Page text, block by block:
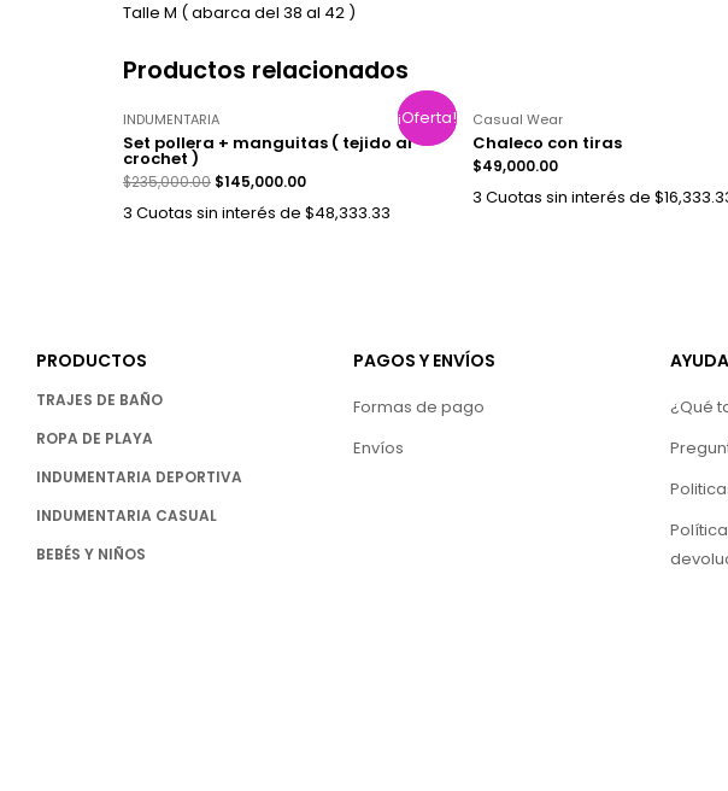
Talle M ( abarca del 38 al 42 )
Productos relacionados
¡Oferta!
¡Oferta!
INDUMENTARIA
Set pollera + manguitas ( tejido al
crochet )
$235,000.00 $145,000.00
3 Cuotas sin interés de $48,333.33
Casual Wear
Chaleco con tiras
$49,000.00
3 Cuotas sin interés de
PRODUCTOS
TRAJES DE BAÑO
ROPA DE PLAYA
INDUMENTARIA DEPORTIVA
INDUMENTARIA CASUAL
BEBÉS Y NIÑOS
PAGOS Y ENVÍOS
Formas de pago
Envíos
AYUDA
¿Qué